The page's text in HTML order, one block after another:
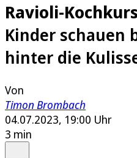
Ravioli-
Kinder schauen
hinter die
Von
Timon Brombach
04.07.2023, 19:00 Uhr
3 min